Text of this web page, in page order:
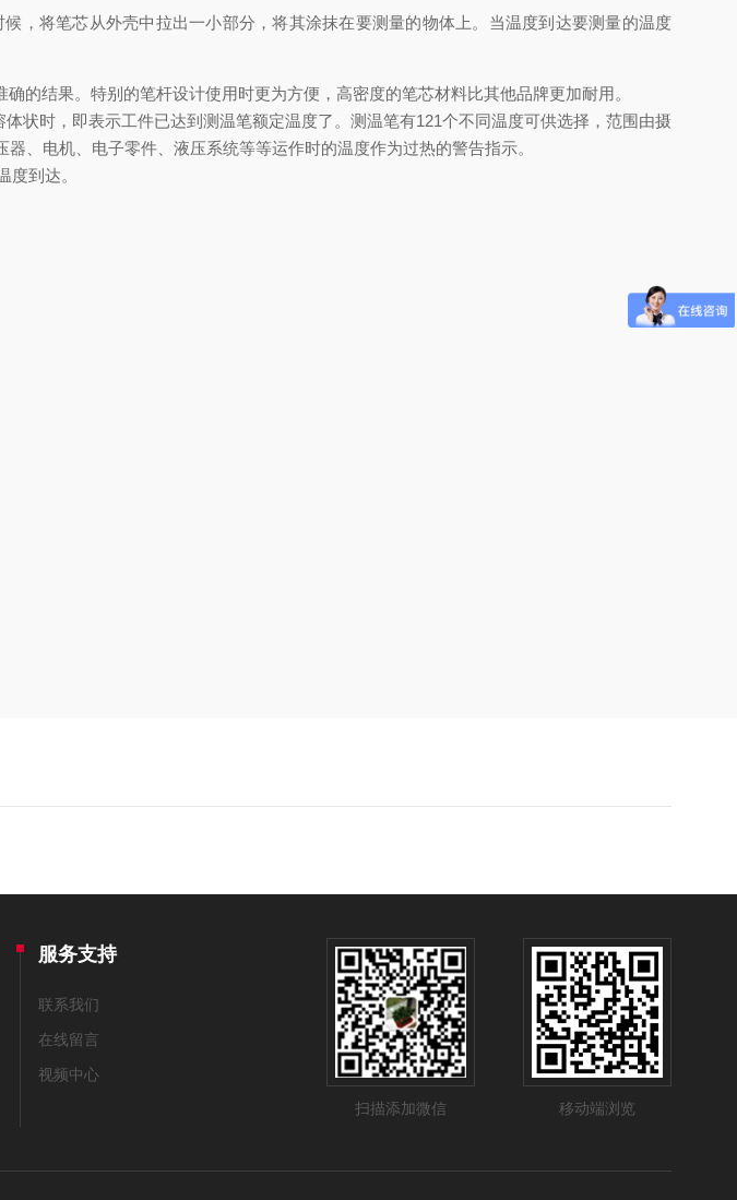
，将笔芯从外壳中拉出一小部分，将其涂抹在要测量的物体上。当温度到达要测量的温度
的结果。特别的笔杆设计使用时更为方便，高密度的笔芯材料比其他品牌更加耐用。
状时，即表示工件已达到测温笔额定温度了。测温笔有121个不同温度可供选择，范围由摄
、电机、电子零件、液压系统等等运作时的温度作为过热的警告指示。
到达。
服务支持
联系我们
在线留言
视频中心
扫描添加微信
移动端浏览